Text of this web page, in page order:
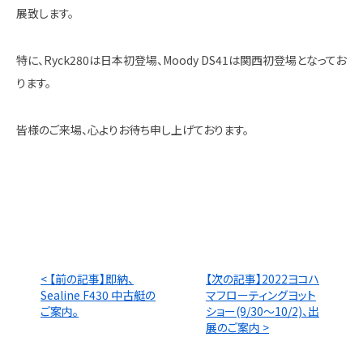
展致します。
特に、Ryck280は日本初登場、Moody DS41は関西初登場となってお
ります。
皆様のご来場、心よりお待ち申し上げております。
< 【前の記事】即納、
Sealine F430 中古艇の
ご案内。
【次の記事】2022ヨコハ
マフローティングヨット
ショー(9/30～10/2)、出
展のご案内 >